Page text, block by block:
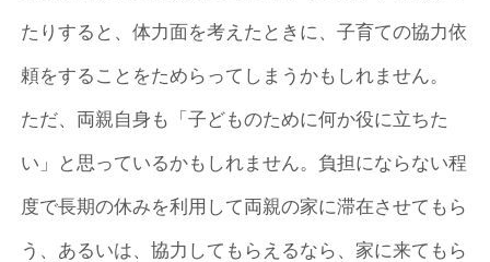
たりすると、体力面を考えたときに、子育ての協力依
頼をすることをためらってしまうかもしれません。
ただ、両親自身も「子どものために何か役に立ちた
い」と思っているかもしれません。負担にならない程
度で長期の休みを利用して両親の家に滞在させてもら
う、あるいは、協力してもらえるなら、家に来てもら